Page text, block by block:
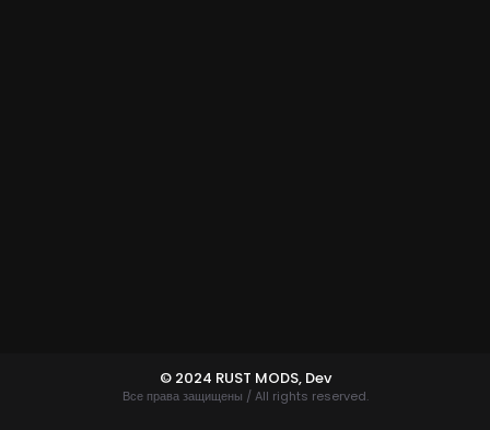
© 2024 RUST MODS, Dev
Все права защищены / All rights reserved.